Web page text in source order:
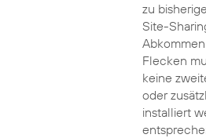
zu
Site-
Flecken
keine
oder
installiert